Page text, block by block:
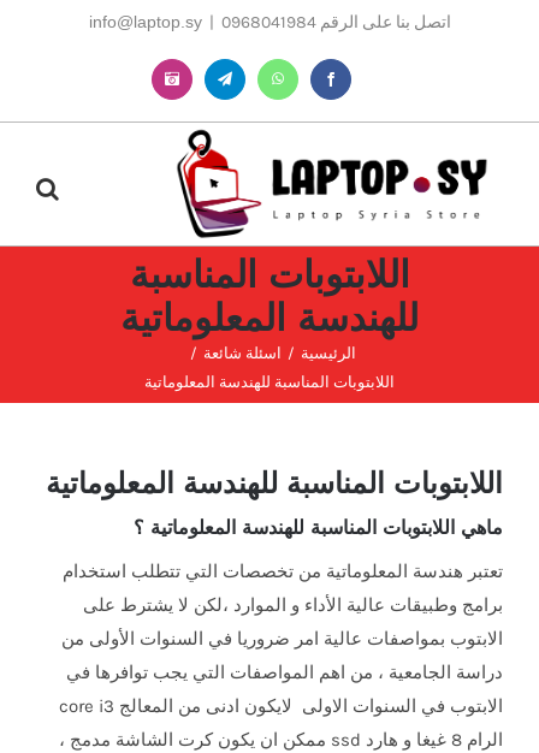
اتصل بنا على الرقم 0968041984 |
info@laptop.sy
Facebook
WhatsApp
Telegram
Instagram
اللابتوبات المناسبة
للهندسة المعلوماتية
الرئيسية
اسئلة شائعة
اللابتوبات المناسبة للهندسة المعلوماتية
اللابتوبات المناسبة للهندسة المعلوماتية
ماهي اللابتوبات المناسبة للهندسة المعلوماتية ؟
تعتبر هندسة المعلوماتية من تخصصات التي تتطلب استخدام
برامج وطبيقات عالية الأداء و الموارد ،لكن لا يشترط على
الابتوب بمواصفات عالية امر ضروريا في السنوات الأولى من
دراسة الجامعية ، من اهم المواصفات التي يجب توافرها في
الابتوب في السنوات الاولى لايكون ادنى من المعالج core i3
الرام 8 غيغا و هارد ssd ممكن ان يكون كرت الشاشة مدمج ،